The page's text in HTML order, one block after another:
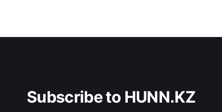
Subscribe to HUNN.KZ